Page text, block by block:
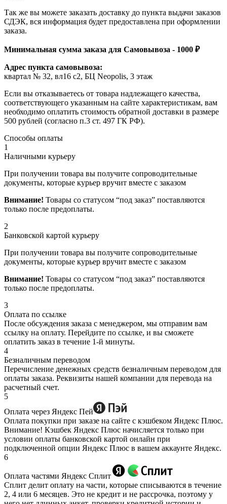
Так же вы можете заказать доставку до пункта выдачи заказов
СДЭК, вся информация будет предоставлена при оформлении
заказа.
Минимальная сумма заказа для Самовывоза - 1000 ₽
Адрес пункта самовывоза:
квартал № 32, вл16 с2, БЦ Neopolis, 3 этаж
Если вы отказываетесь от товара надлежащего качества,
соответствующего указанным на сайте характеристикам, вам
необходимо оплатить стоимость обратной доставки в размере
500 рублей (согласно п.3 ст. 497 ГК РФ).
Способы оплаты
1
Наличными курьеру
При получении товара вы получите сопроводительные
документы, которые курьер вручит вместе с заказом
Внимание! Товары со статусом “под заказ” поставляются
только после предоплаты.
2
Банковской картой курьеру
При получении товара вы получите сопроводительные
документы, которые курьер вручит вместе с заказом
Внимание! Товары со статусом “под заказ” поставляются
только после предоплаты.
3
Оплата по ссылке
После обсуждения заказа с менеджером, мы отправим вам
ссылку на оплату. Перейдите по ссылке, и вы сможете
оплатить заказ в течение 1-й минуты.
4
Безналичным переводом
Перечисление денежных средств безналичным переводом для
оплаты заказа. Реквизиты нашей компании для перевода на
расчетный счет.
5
Оплата через Яндекс Пей
Оплата покупки при заказе на сайте с кэшбеком Яндекс Плюс.
Внимание! Кэшбек Яндекс Плюс начисляется только при
условии оплаты банковской картой онлайн при
подключенной опции Яндекс Плюс в вашем аккаунте Яндекс.
6
Оплата частями Яндекс Сплит
Сплит делит оплату на части, которые списываются в течение
2, 4 или 6 месяцев. Это не кредит и не рассрочка, поэтому у